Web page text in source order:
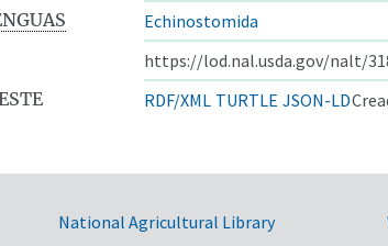
Echinostomida
https://lod.nal.usda.gov/nalt/
RDF/XML TURTLE JSON-LD
National Agricultural Library